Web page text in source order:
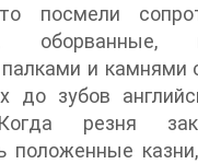
посмели
оборванные,
и камнями
до зубов
резня
положенные